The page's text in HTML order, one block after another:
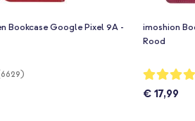
Bookcase Google Pixel 9A -
imoshion
Rood
Waardering:
94%
€ 17,99